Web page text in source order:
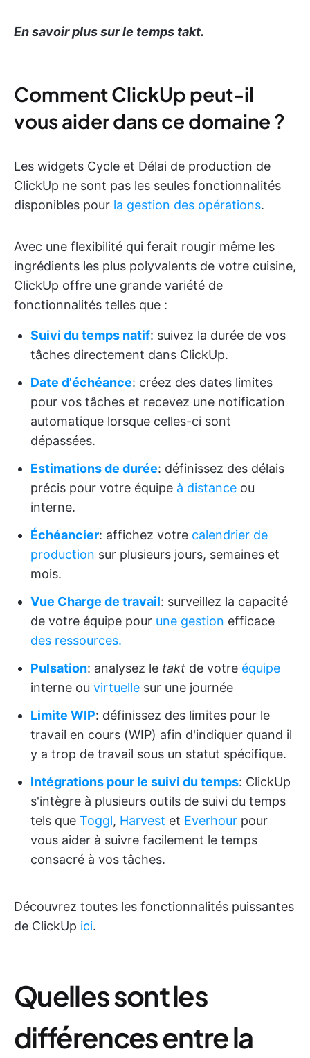
En savoir plus sur le temps takt.
Comment ClickUp peut-il
vous aider dans ce domaine ?
Les widgets Cycle et Délai de production de
ClickUp ne sont pas les seules fonctionnalités
disponibles pour la gestion des opérations.
Avec une flexibilité qui ferait rougir même les
ingrédients les plus polyvalents de votre cuisine,
ClickUp offre une grande variété de
fonctionnalités telles que :
Suivi du temps natif: suivez la durée de vos
tâches directement dans ClickUp.
Date d'échéance: créez des dates limites
pour vos tâches et recevez une notification
automatique lorsque celles-ci sont
dépassées.
Estimations de durée: définissez des délais
précis pour votre équipe à distance ou
interne.
Échéancier: affichez votre calendrier de
production sur plusieurs jours, semaines et
mois.
Vue Charge de travail: surveillez la capacité
de votre équipe pour une gestion efficace
des ressources.
Pulsation: analysez le takt de votre équipe
interne ou virtuelle sur une journée
Limite WIP: définissez des limites pour le
travail en cours (WIP) afin d'indiquer quand il
y a trop de travail sous un statut spécifique.
Intégrations pour le suivi du temps: ClickUp
s'intègre à plusieurs outils de suivi du temps
tels que Toggl, Harvest et Everhour pour
vous aider à suivre facilement le temps
consacré à vos tâches.
Découvrez toutes les fonctionnalités puissantes
de ClickUp ici.
Quelles sont les
différences entre la